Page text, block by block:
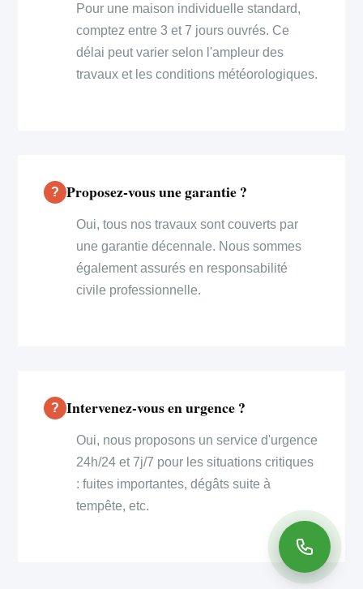
Pour une maison individuelle standard,
comptez entre 3 et 7 jours ouvrés. Ce
délai peut varier selon l'ampleur des
travaux et les conditions météorologiques.
Proposez-vous une garantie ?
Oui, tous nos travaux sont couverts par
une garantie décennale. Nous sommes
également assurés en responsabilité
civile professionnelle.
Intervenez-vous en urgence ?
Oui, nous proposons un service d'urgence
24h/24 et 7j/7 pour les situations critiques
: fuites importantes, dégâts suite à
tempête, etc.